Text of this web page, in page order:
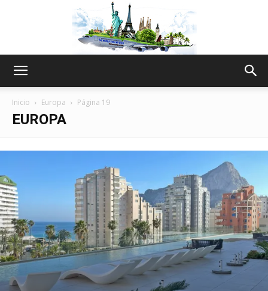
Thru
My
Inicio Europa Página 19
EUROPA